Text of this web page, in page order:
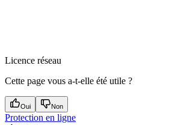
Licence réseau
Cette page vous a-t-elle été utile ?
Oui Non
Protection en ligne